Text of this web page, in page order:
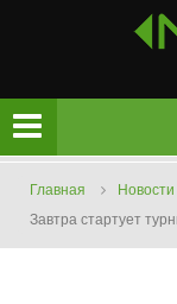
Главная
Новости
Завтра стартует